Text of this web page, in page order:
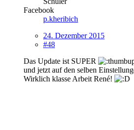
Facebook
p.kheribich
24. Dezember 2015
#48
Das Update ist SUPER
und jetzt auf den selben
Wirklich klasse Arbeit René!